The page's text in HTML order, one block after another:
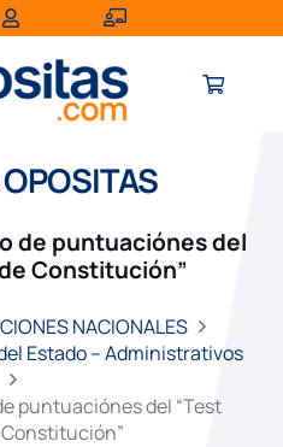
de puntuaciónes del
Constitución”
NACIONALES
Estado – Administrativos
puntuaciónes del “Test